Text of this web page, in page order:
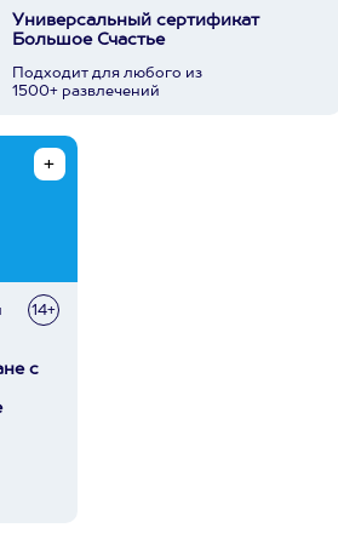
Универсальный сертификат
Большое Счастье
Подходит для любого из
1500+ развлечений
14+
с